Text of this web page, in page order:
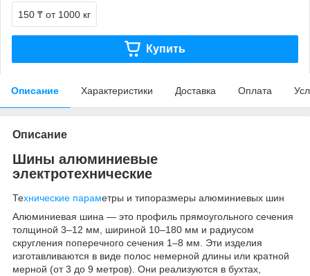
150 ₸ от 1000 кг
Купить
Описание Характеристики Доставка Оплата
Описание
Шины алюминиевые
электротехнические
Технические параметры и типоразмеры алюминиевых шин
Алюминиевая шина — это профиль прямоугольного сечения
толщиной 3–12 мм, шириной 10–180 мм и радиусом
скругления поперечного сечения 1–8 мм. Эти изделия
изготавливаются в виде полос немерной длины или кратной
мерной (от 3 до 9 метров). Они реализуются в бухтах,